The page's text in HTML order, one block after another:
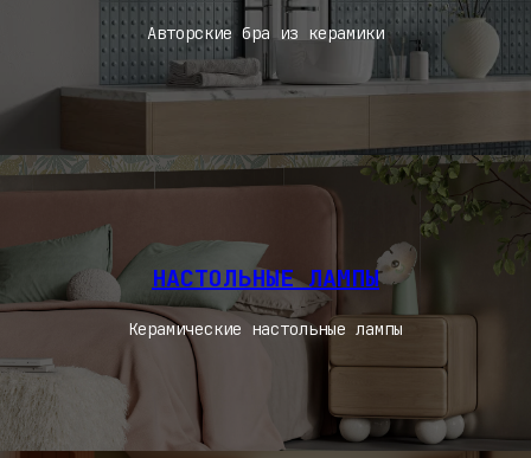
Авторские бра из керамики
НАСТОЛЬНЫЕ ЛАМПЫ
Керамические настольные лампы